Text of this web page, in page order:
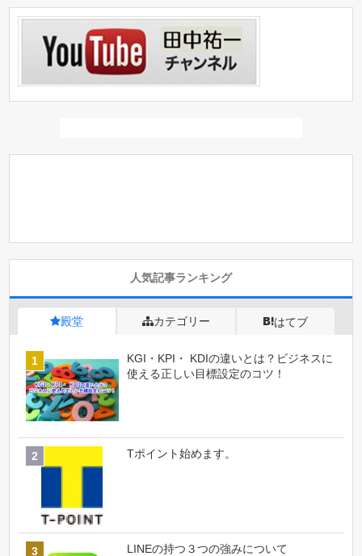
人気記事ランキング
殿堂 カテゴリー はてブ
KGI・KPI・ KDIの違いとは？ビジネスに
使える正しい目標設定のコツ！
Tポイント始めます。
LINEの持つ３つの強みについて